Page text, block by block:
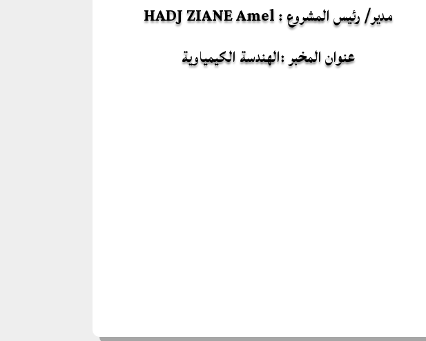
مدير/ رئيس المشروع : HADJ ZIANE Amel
عنوان المخبر :الهندسة الكيمياوية